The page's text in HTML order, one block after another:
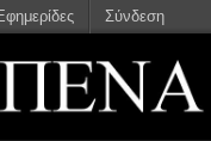
Σύνδεση